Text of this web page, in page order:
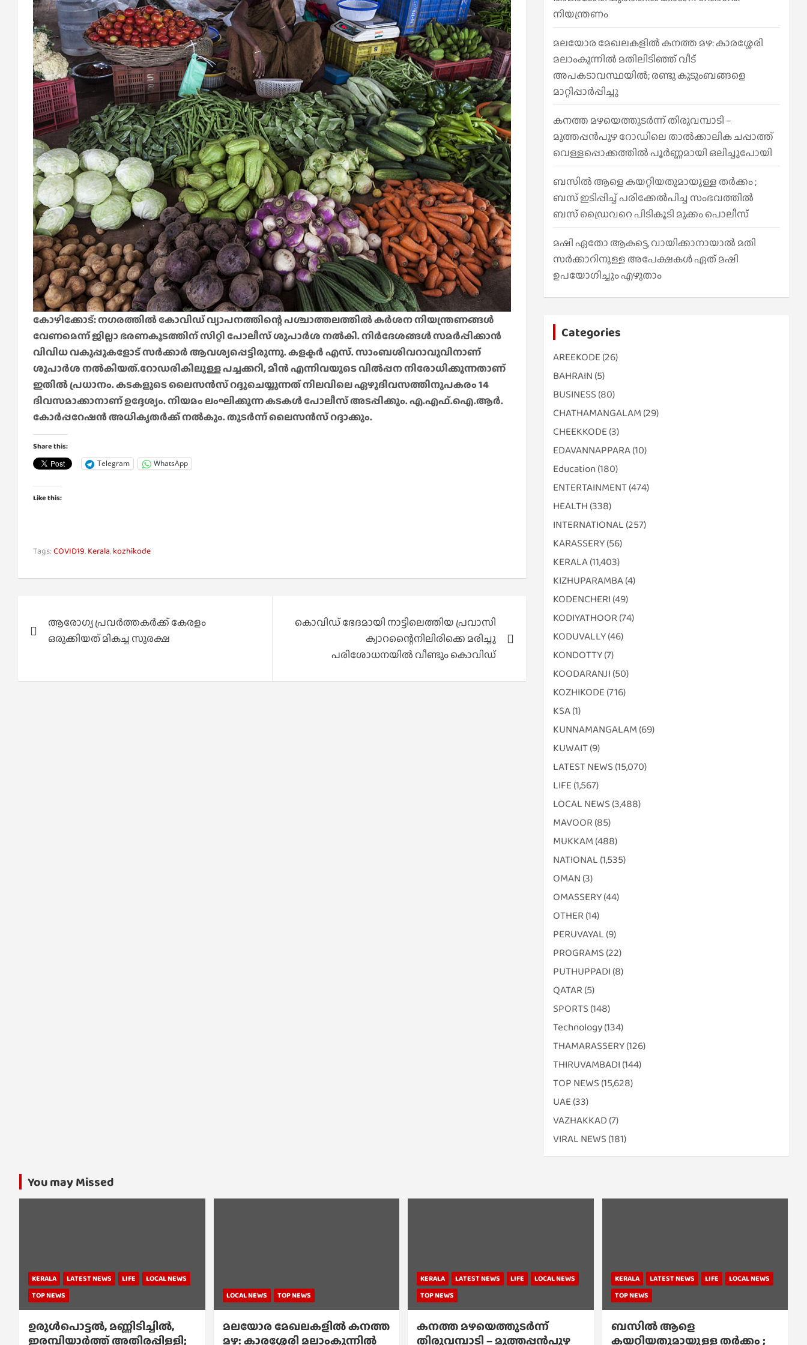
കോഴിക്കോട്: നഗരത്തിൽ കോവിഡ് വ്യാപനത്തിന്റെ പശ്ചാത്തലത്തിൽ കർശന നിയന്ത്രണങ്ങൾ
വേണമെന്ന് ജില്ലാ ഭരണകൂടത്തിന് സിറ്റി പോലീസ് ശുപാർശ നൽകി. നിർദേശങ്ങൾ സമർപ്പിക്കാൻ
വിവിധ വകുപ്പുകളോട് സർക്കാർ ആവശ്യപ്പെട്ടിരുന്നു. കളക്ടർ എസ്. സാംബശിവറാവുവിനാണ്
ശുപാർശ നൽകിയത്.റോഡരികിലുള്ള പച്ചക്കറി, മീൻ എന്നിവയുടെ വിൽപ്പന നിരോധിക്കുന്നതാണ്
ഇതിൽ പ്രധാനം. കടകളുടെ ലൈസൻസ് റദ്ദുചെയ്യുന്നത് നിലവിലെ ഏഴുദിവസത്തിനുപകരം 14
ദിവസമാക്കാനാണ് ഉദ്ദേശ്യം. നിയമം ലംഘിക്കുന്ന കടകൾ പോലീസ് അടപ്പിക്കും. എ.എഫ്.ഐ.ആർ.
കോർപ്പറേഷൻ അധികൃതർക്ക് നൽകും. തുടർന്ന് ലൈസൻസ് റദ്ദാക്കും.
Share this:
Telegram WhatsApp
Like this:
Tags: COVID19, Kerala, kozhikode
navigation
ആരോഗ്യ പ്രവർത്തകർക്ക് കേരളം
ഒരുക്കിയത് മികച്ച സുരക്ഷ
കൊവിഡ് ഭേദമായി നാട്ടിലെത്തിയ പ്രവാസി
ക്വാറന്റൈനിലിരിക്കെ മരിച്ചു
പരിശോധനയിൽ വീണ്ടും കൊവിഡ്
നിയന്ത്രണം
മലയോര മേഖലകളിൽ കനത്ത മഴ: കാരശ്ശേരി
മലാംകുന്നിൽ മതിലിടിഞ്ഞ് വീട്
അപകടാവസ്ഥയിൽ; രണ്ടു കുടുംബങ്ങളെ
മാറ്റിപ്പാർപ്പിച്ചു
കനത്ത മഴയെത്തുടർന്ന് തിരുവമ്പാടി –
മുത്തപ്പൻപുഴ റോഡിലെ താൽക്കാലിക ചപ്പാത്ത്
വെള്ളപ്പൊക്കത്തിൽ പൂർണ്ണമായി ഒലിച്ചുപോയി
ബസിൽ ആളെ കയറ്റിയതുമായുള്ള തർക്കം ;
ബസ് ഇടിപ്പിച്ച് പരിക്കേൽപിച്ച സംഭവത്തിൽ
ബസ് ഡ്രൈവറെ പിടികൂടി മുക്കം പൊലീസ്
മഷി ഏതോ ആകട്ടെ, വായിക്കാനായാൽ മതി​
സർക്കാറിനുള്ള അപേക്ഷകൾ ഏത് മഷി
ഉപയോഗിച്ചും എഴുതാം
Categories
AREEKODE (26)
BAHRAIN (5)
BUSINESS (80)
CHATHAMANGALAM (29)
CHEEKKODE (3)
EDAVANNAPPARA(10)
Education (180)
ENTERTAINMENT(474)
HEALTH (338)
INTERNATIONAL (257)
KARASSERY(56)
KERALA(11,403)
KIZHUPARAMBA(4)
KODENCHERI (49)
KODIYATHOOR (74)
KODUVALLY(46)
KONDOTTY(7)
KOODARANJI (50)
KOZHIKODE (716)
KSA(1)
KUNNAMANGALAM (69)
KUWAIT(9)
LATEST NEWS (15,070)
LIFE (1,567)
LOCAL NEWS (3,488)
MAVOOR (85)
MUKKAM (488)
NATIONAL (1,535)
OMAN (3)
OMASSERY(44)
OTHER (14)
PERUVAYAL (9)
PROGRAMS (22)
PUTHUPPADI (8)
QATAR (5)
SPORTS (148)
Technology(134)
THAMARASSERY(126)
THIRUVAMBADI (144)
TOP NEWS (15,628)
UAE (33)
VAZHAKKAD(7)
VIRAL NEWS (181)
You may Missed
KERALA LATEST NEWS LIFE
LOCAL NEWS
TOP NEWS
ഉരുൾപൊട്ടൽ, മണ്ണിടിച്ചിൽ,
ഇരമ്പിയാര്‍ത്ത് അതിരപ്പിള്ളി;
LOCAL NEWS TOP NEWS
മലയോര മേഖലകളിൽ കനത്ത
മഴ: കാരശ്ശേരി മലാംകുന്നിൽ
KERALA LATEST NEWS LIFE
LOCAL NEWS
TOP NEWS
കനത്ത മഴയെത്തുടർന്ന്
തിരുവമ്പാടി – മുത്തപ്പൻപുഴ
KERALA LATEST NEWS LIFE
LOCAL NEWS
TOP NEWS
ബസിൽ ആളെ
കയറ്റിയതുമായുള്ള തർക്കം ;